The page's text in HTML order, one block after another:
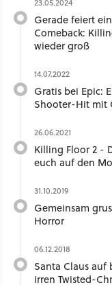
Gerade feiert
Comeback:
wieder groß
14.07.2022
Gratis bei Epic:
Shooter-Hit mit
26.06.2021
Killing Floor 2 -
euch auf den
31.10.2019
Gemeinsam
Horror
06.12.2018
Santa Claus auf
irren Twisted-